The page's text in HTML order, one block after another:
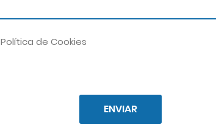
Política de Cookies
ENVIAR